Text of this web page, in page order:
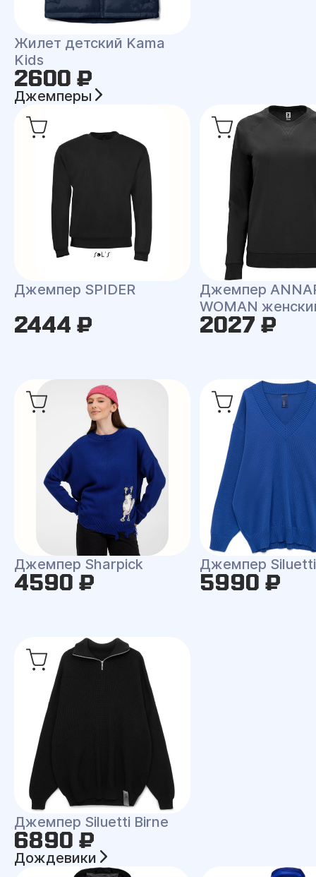
Жилет детский Kama
Kids
2600 ₽
Джемперы
Джемпер SPIDER
2444 ₽
Джемпер
WOMAN
2027 ₽
Джемпер Sharpick
4590 ₽
Джемпер
5990 ₽
Джемпер Siluetti Birne
6890 ₽
Дождевики